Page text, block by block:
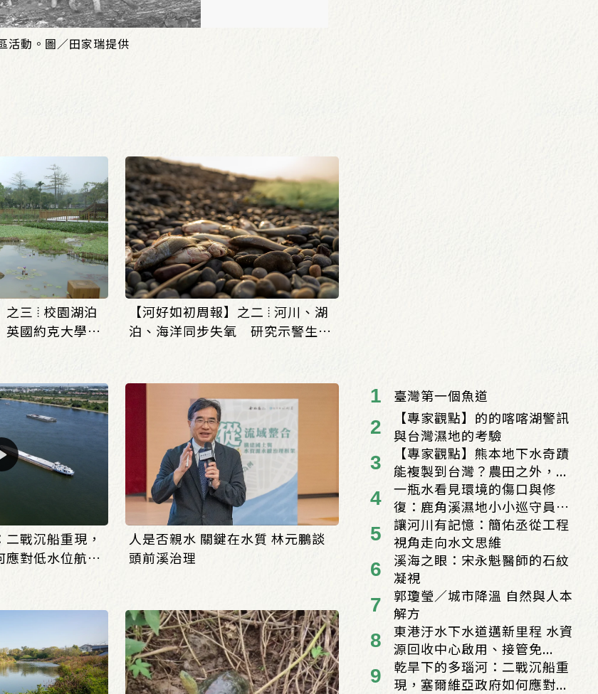
活動。圖／田家瑞提供
之三 ⦙ 校園湖泊
國約克大學打
【河好如初周報】之二 ⦙ 河川、湖
泊、海洋同步失氧 研究示警生態
戰沉船重現，
應對低水位航運
人是否親水 關鍵在水質 林元鵬談
頭前溪治理
臺灣第一個魚道
【專家觀點】的的喀喀湖警訊
與台灣濕地的考驗
【專家觀點】熊本地下水奇蹟
能複製到台灣？農田之外，...
一瓶水看見環境的傷口與修
復：鹿角溪濕地小小巡守員
的...
讓河川有記憶：簡佑丞從工程
視角走向水文思維
溪海之眼：宋永魁醫師的石紋
凝視
郭瓊瑩／城市降溫 自然與人本
解方
東港汙水下水道邁新里程 水資
源回收中心啟用、接管免...
乾旱下的多瑙河：二戰沉船重
現，塞爾維亞政府如何應對...